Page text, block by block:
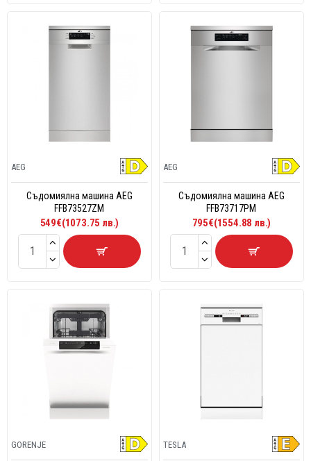
AEG
Съдомиялна машина AEG
FFB73527ZM
549€(1073.75 лв.)
AEG
Съдомиялна машина AEG
FFB73717PM
795€(1554.88 лв.)
GORENJE TESLA